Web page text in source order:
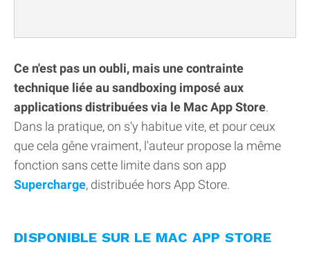
Ce n'est pas un oubli, mais une contrainte
technique liée au sandboxing imposé aux
applications distribuées via le Mac App Store.
Dans la pratique, on s'y habitue vite, et pour ceux
que cela gêne vraiment, l'auteur propose la même
fonction sans cette limite dans son app
Supercharge, distribuée hors App Store.
DISPONIBLE SUR LE MAC APP STORE